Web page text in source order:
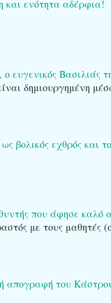
και ενότητα αδέρφια!
ευγενικός Βασιλιάς
δημιουργημένη
βολικός εχθρός και
που άφησε καλό
με τους μαθητές
απογραφή του Κάστρου